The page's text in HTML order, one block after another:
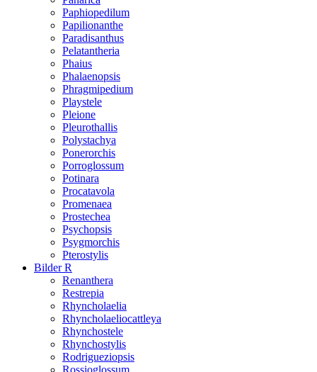
Paphiopedilum
Papilionanthe
Paradisanthus
Pelatantheria
Phaius
Phalaenopsis
Phragmipedium
Playstele
Pleione
Pleurothallis
Polystachya
Ponerorchis
Porroglossum
Potinara
Procatavola
Promenaea
Prostechea
Psychopsis
Psygmorchis
Pterostylis
Bilder R
Renanthera
Restrepia
Rhyncholaelia
Rhyncholaeliocattleya
Rhynchostele
Rhynchostylis
Rodrigueziopsis
Rossioglossum